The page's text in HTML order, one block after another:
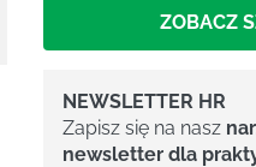
ZOBACZ
NEWSLETTER HR
Zapisz się na nasz
newsletter dla